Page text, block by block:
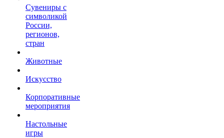
Сувениры с
символикой
России,
регионов,
стран
Животные
Искусство
Корпоративные
мероприятия
Настольные
игры